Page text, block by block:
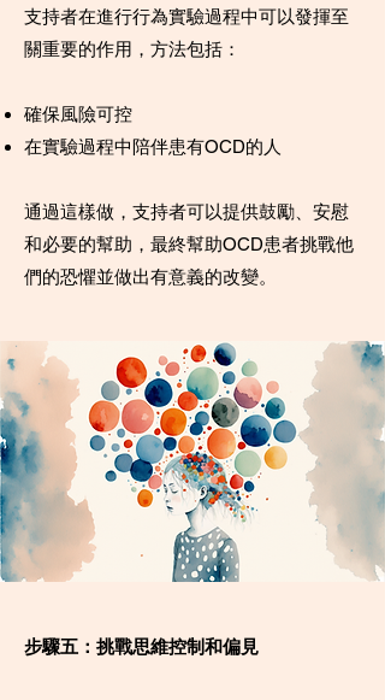
支持者在進行行為實驗過程中可以發揮至
關重要的作用，方法包括：
確保風險可控
在實驗過程中陪伴患有OCD的人
通過這樣做，支持者可以提供鼓勵、安慰
和必要的幫助，最終幫助OCD患者挑戰他
們的恐懼並做出有意義的改變。
步驟五：挑戰思維控制和偏見